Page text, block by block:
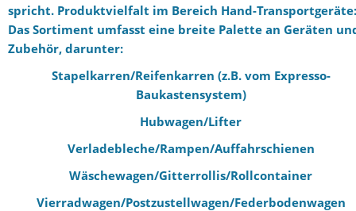
spricht. Produktvielfalt im Bereich Hand-Transportgeräte:
Das Sortiment umfasst eine breite Palette an Geräten
Zubehör, darunter:
Stapelkarren/Reifenkarren (z.B. vom Expresso-
Baukastensystem)
Hubwagen/Lifter
Verladebleche/Rampen/Auffahrschienen
Wäschewagen/Gitterrollis/Rollcontainer
Vierradwagen/Postzustellwagen/Federbodenwagen